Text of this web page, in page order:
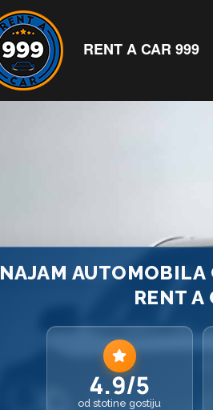
RENT A CAR 999
NAJAM AUTOMOBILA
RENT A
4.9/5
od stotine gostiju